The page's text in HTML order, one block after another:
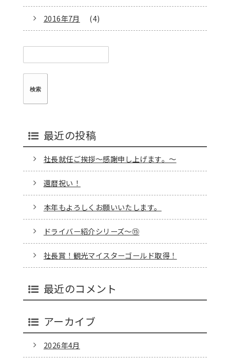
2016年7月 (4)
索:
最近の投稿
社長就任ご挨拶～感謝申し上げます。～
還暦祝い！
本年もよろしくお願いいたします。
ドライバー紹介シリーズ～⑮
社長賞！観光マイスターゴールド取得！
最近のコメント
アーカイブ
2026年4月